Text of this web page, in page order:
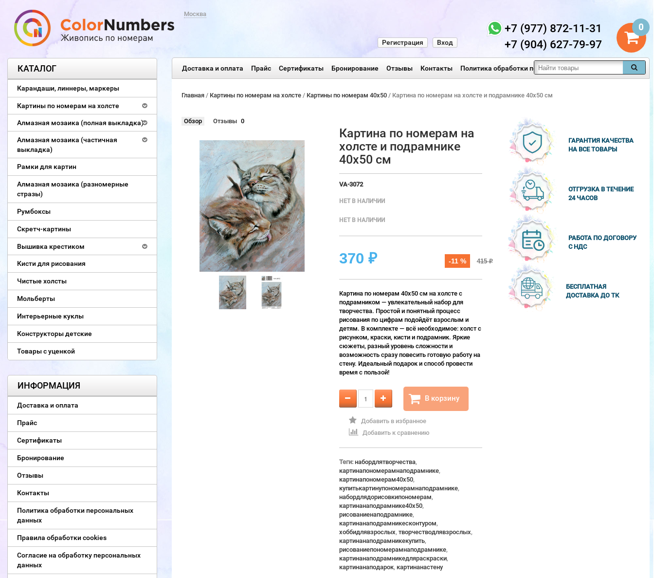
Москва
0
+7 (977) 872-11-31
+7 (904) 627-79-97
Вход
Регистрация
Доставка и оплата Прайс Сертификаты Бронирование Отзывы Контакты Политика обработки персональных данных
КАТАЛОГ
Карандаши, линнеры, маркеры
Картины по номерам на холсте
Алмазная мозаика (полная выкладка)
Алмазная мозаика (частичная
выкладка)
Рамки для картин
Алмазная мозаика (разномерные
стразы)
Румбоксы
Скретч-картины
Вышивка крестиком
Кисти для рисования
Чистые холсты
Мольберты
Интерьерные куклы
Конструкторы детские
Товары с уценкой
ИНФОРМАЦИЯ
Доставка и оплата
Прайс
Сертификаты
Бронирование
Отзывы
Контакты
Политика обработки персональных
данных
Правила обработки cookies
Согласие на обработку персональных
данных
Главная/ Картины по номерам на холсте / Картины по номерам 40х50 / Картина по номерам на холсте и подрамнике 40х50 см
Обзор Отзывы 0
Картина по номерам на
холсте и подрамнике
40х50 см
VA-3072
НЕТ В НАЛИЧИИ
НЕТ В НАЛИЧИИ
370 ₽ -11 % 415₽
Картина по номерам 40х50 см на холсте с
подрамником — увлекательный набор для
творчества. Простой и понятный процесс
рисования по цифрам подойдёт взрослым и
детям. В комплекте — всё необходимое: холст с
рисунком, краски, кисти и подрамник. Яркие
сюжеты, разный уровень сложности и
возможность сразу повесить готовую работу на
стену. Идеальный подарок и способ провести
время с пользой!
В корзину
Добавить в избранное
Добавить к сравнению
Теги: набордлятворчества,
картинапономерамнаподрамнике,
картинапономерам40x50,
купитькартинупономерамнаподрамнике,
набордлядорисовкипономерам,
картинанаподрамнике40x50,
рисованиенаподрамнике,
картинанаподрамникесконтуром,
хоббидлявзрослых, творчестводлявзрослых,
картинанаподрамникекупить,
рисованиепономерамнаподрамнике,
картинанаподрамникедляраскраски,
картинанаподарок, картинанастену
ГАРАНТИЯ КАЧЕСТВА
НА ВСЕ ТОВАРЫ
ОТГРУЗКА В ТЕЧЕНИЕ
24 ЧАСОВ
РАБОТА ПО ДОГОВОРУ
С НДС
БЕСПЛАТНАЯ
ДОСТАВКА ДО ТК